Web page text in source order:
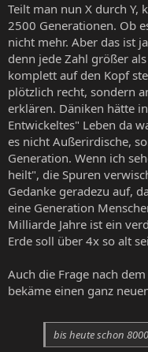
Teilt man nun X durch Y,
2500 Generationen. Ob
nicht mehr. Aber das ist
denn jede Zahl größer
komplett auf den Kopf
plötzlich recht, sondern
erklären. Däniken hätte
Entwickeltes" Leben da
es nicht Außerirdische,
Generation. Wenn ich
heilt", die Spuren
Gedanke geradezu auf,
eine Generation
Milliarde Jahre ist ein
Erde soll über 4x so alt
Auch die Frage nach
bekäme einen ganz
bis heute schon